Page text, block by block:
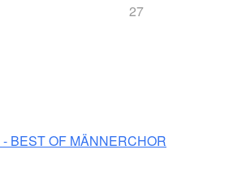
27
BEST OF MÄNNERCHOR